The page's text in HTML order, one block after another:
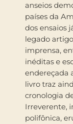
anseios
países da
dos ensaios
legado
imprensa,
inéditas e
endereçada
livro traz
cronologia
Irreverente,
polifônica,